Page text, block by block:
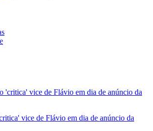
vice de Flávio em dia de anúncio da